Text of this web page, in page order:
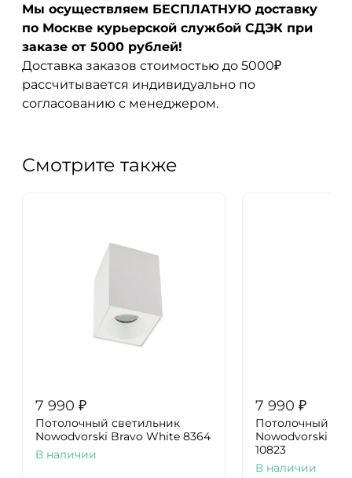
Мы осуществляем БЕСПЛАТНУЮ доставку
по Москве курьерской службой СДЭК при
заказе от 5000 рублей!
Доставка заказов стоимостью до 5000₽
рассчитывается индивидуально по
согласованию с менеджером.
Смотрите также
7 990 ₽
Потолочный cветильник
Nowodvorski Bravo White 8364
В наличии
7 990 ₽
Потолочный
Nowodvorski
10823
В наличии